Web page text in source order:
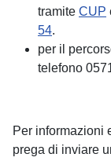
tramite CUP
54.
per il
telefono
Per informazioni
prega di inviare